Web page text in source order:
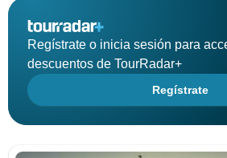
Regístrate o inicia sesión para
descuentos de TourRadar+
Regístrate